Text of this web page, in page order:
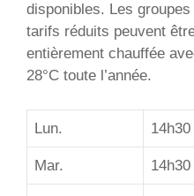
disponibles. Les
tarifs réduits peuvent
entièrement chauffée
28°C toute l’année.
Lun.
Mar.